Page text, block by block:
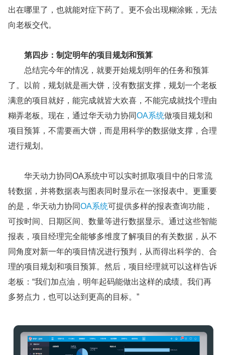
出在哪里了，也就能对症下药了。更不会出现糊涂账，无法
向老板交代。
第四步：制定明年的项目规划和预算
总结完今年的情况，就要开始规划明年的任务和预算
了。以前，规划就是画大饼，没有数据支撑，规划一个老板
满意的项目就好，能完成就皆大欢喜，不能完成就找个理由
糊弄老板。现在，通过华天动力协同OA系统做项目规划和
项目预算，不需要画大饼，而是用科学的数据做支撑，合理
进行规划。
华天动力协同OA系统中可以实时抓取项目中的日常流
转数据，并将数据表与图表同时显示在一张报表中。更重要
的是，华天动力协同OA系统可提供多样的报表查询功能，
可按时间、日期区间、数量等进行数据显示。通过这些智能
报表，项目经理完全能够多维度了解项目的有关数据，从不
同角度对新一年的项目情况进行预判，从而得出科学的、合
理的项目规划和项目预算。然后，项目经理就可以这样告诉
老板：“我们加点油，明年起码能做出这样的成绩。我们再
多努点力，也可以达到更高的目标。”